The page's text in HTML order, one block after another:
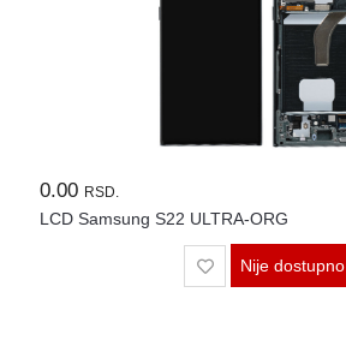
0.00 RSD.
LCD Samsung S22 ULTRA-ORG
Nije dostupno